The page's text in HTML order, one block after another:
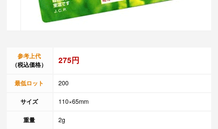
参考上代
（税込価格）
275円
最低ロット 200
サイズ 110×65mm
重量 2g